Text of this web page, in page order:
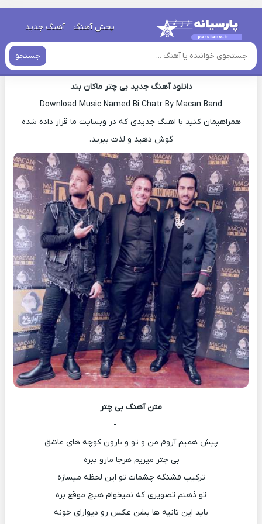
پخش آهنگ آهنگ جدید
جستجو
خانه » دانلود آهنگ جدید
اهنگ ماکان بند بی چتر جدید
دانلود آهنگ جدید بی چتر ماکان بند
Download Music Named Bi Chatr By Macan Band
همراهیمان کنید با اهنگ جدیدی که در وبسایت ما قرار داده شده
گوش دهید و لذت ببرید.
متن آهنگ بی چتر
————-
پیش همیم آروم من و تو و بارون کوچه های عاشق
بی چتر میریم هرجا مارو ببره
ترکیب قشنگه چشمات تو این لحظه میسازه
تو ذهنم تصویری که نمیخوام هیچ موقع بره
باید این ثانیه ها بشن عکس رو دیوارای خونه